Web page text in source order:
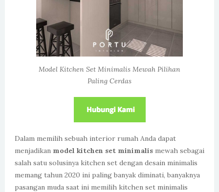
Model Kitchen Set Minimalis Mewah Pilihan
Paling Cerdas
Dalam memilih sebuah interior rumah Anda dapat
menjadikan model kitchen set minimalis mewah sebagai
salah satu solusinya kitchen set dengan desain minimalis
memang tahun 2020 ini paling banyak diminati, banyaknya
pasangan muda saat ini memilih kitchen set minimalis